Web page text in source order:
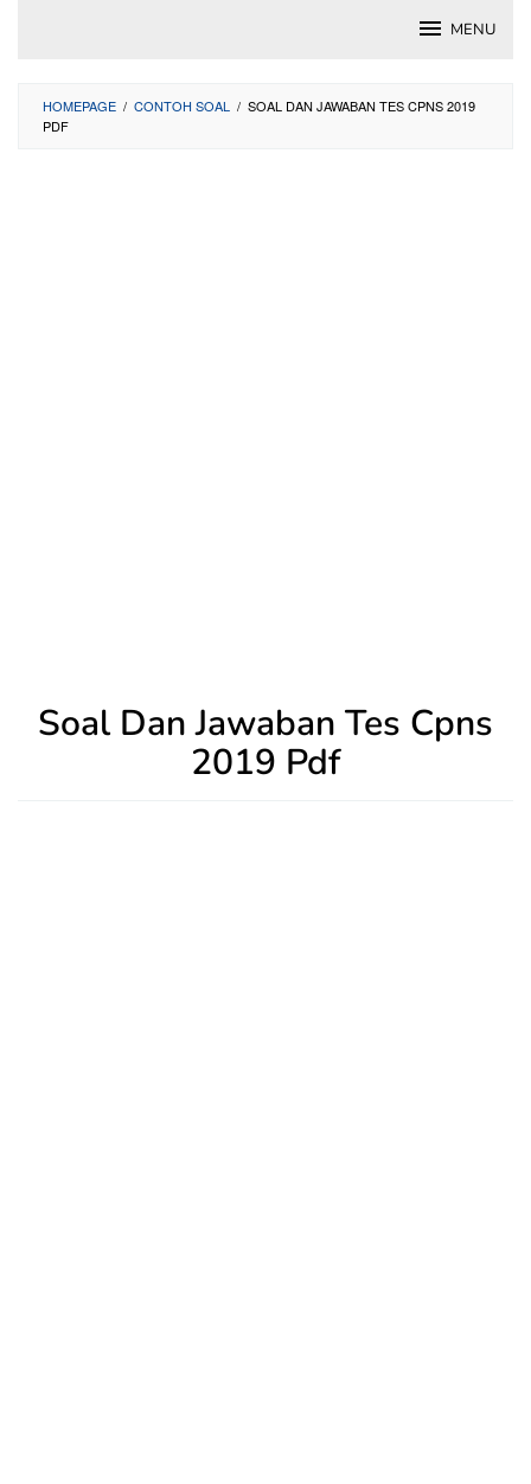
MENU
HOMEPAGE / CONTOH SOAL / SOAL DAN JAWABAN TES CPNS 2019
PDF
Soal Dan Jawaban Tes Cpns
2019 Pdf